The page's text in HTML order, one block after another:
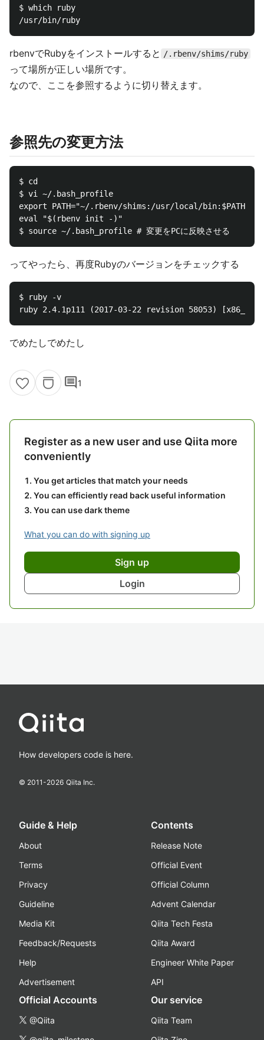
$ which ruby
rbenvでRubyをインストールすると /.rbenv/shims/ruby
って場所が正しい場所です。
なので、ここを参照するように切り替えます。
参照先の変更方法
$ cd
$ vi ~/.bash_profile
export PATH="~/.rbenv/shims:/usr/local/bin:$PATH"
eval "$(rbenv init -)"
ってやったら、再度Rubyのバージョンをチェックする
$ ruby -v
でめたしでめたし
comment1
Register as a new user and use Qiita more
conveniently
You get articles that match your needs
You can efficiently read back useful information
You can use dark theme
What you can do with signing up
Sign up
Login
How developers code is here.
© 2011-2026 Qiita Inc.
Guide & Help
About
Terms
Privacy
Guideline
Media Kit
Feedback/Requests
Help
Advertisement
Contents
Release Note
Official Event
Official Column
Advent Calendar
Qiita Tech Festa
Qiita Award
Engineer White Paper
API
Official Accounts
@Qiita
Our service
Qiita Team